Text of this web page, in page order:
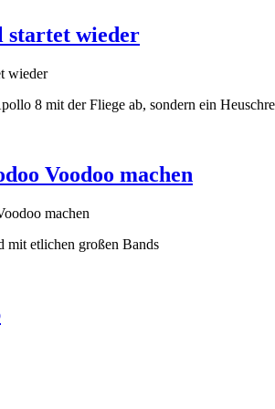
startet wieder
8 mit der Fliege ab, sondern ein
Voodoo machen
mit etlichen großen Bands